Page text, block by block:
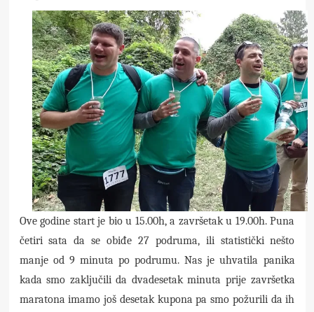
Ove godine start je bio u 15.00h, a završetak u 19.00h. Puna
četiri sata da se obiđe 27 podruma, ili statistički nešto
manje od 9 minuta po podrumu. Nas je uhvatila panika
kada smo zaključili da dvadesetak minuta prije završetka
maratona imamo još desetak kupona pa smo požurili da ih